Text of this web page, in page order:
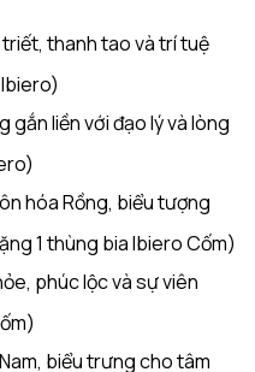
thanh tao và trí tuệ
gắn liền với đạo lý và lòng
hóa Rồng, biểu tượng
1 thùng bia Ibiero Cốm)
phúc lộc và sự viên
biểu trưng cho tâm